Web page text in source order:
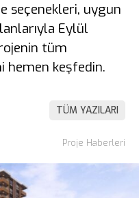
seçenekleri, uygun
Eylül
tüm
hemen keşfedin.
TÜM YAZILARI
Proje Haberleri